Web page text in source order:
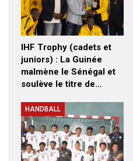
IHF Trophy (cadets et
juniors) : La Guinée
malmène le Sénégal et
soulève le titre de…
HANDBALL